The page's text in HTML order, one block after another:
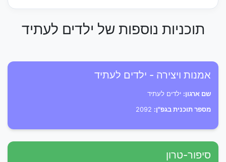
תוכניות נוספות של ילדים לעתיד
אמנות ויצירה - ילדים לעתיד
שם ארגון: ילדים לעתיד
מספר תוכנית בגפ"ן:
סיפור-טרון